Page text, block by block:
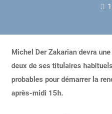
Michel Der Zakarian devra
deux de ses titulaires
probables pour démarrer la
après-midi 15h.